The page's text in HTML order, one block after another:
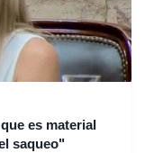
es material
saqueo"